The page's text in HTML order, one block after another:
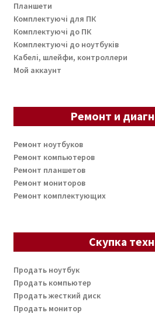
Планшети
Комплектуючі для ПК
Комплектуючі до ПК
Комплектуючі до ноутбуків
Кабелі, шлейфи, контроллери
Мой аккаунт
Ремонт и
Ремонт ноутбуков
Ремонт компьютеров
Ремонт планшетов
Ремонт мониторов
Ремонт комплектующих
Скупка
Продать ноутбук
Продать компьютер
Продать жесткий диск
Продать монитор